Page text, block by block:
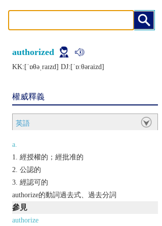
authorized
KK:[ˈɒθǝˌraɪzd] DJ:[ˈɒːθǝraizd]
權威釋義
英語
a.
經授權的；經批准的
公認的
經認可的
authorize的動詞過去式、過去分詞
參見
authorize